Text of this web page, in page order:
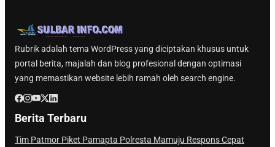
Rubrik adalah tema WordPress yang diciptakan khusus untuk
portal berita, majalah dan blog profesional dengan optimasi
yang memastikan website lebih ramah oleh search engine.
Berita Terbaru
Tim Patmor Piket Pamapta Polresta Mamuju Respons Cepat